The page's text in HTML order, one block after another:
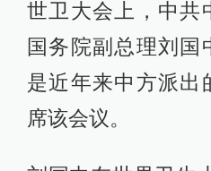
世卫大会上，中共
国务院副总理刘国
是近年来中方派出
席该会议。